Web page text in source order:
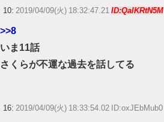
10: 2019/04/09(火) 18:32:47.21 ID:QalKRtN5M
>>8
いま11話
さくらが不運な過去を話してる
16: 2019/04/09(火) 18:33:54.02 ID:oxJEbMub0